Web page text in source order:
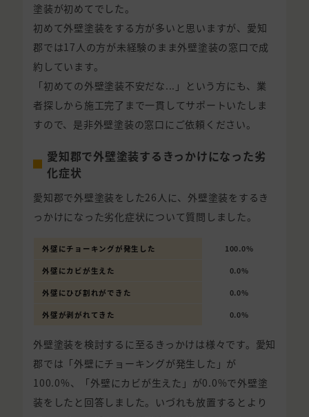
塗装が初めてでした。
初めて外壁塗装をする方が多いと思いますが、愛知
郡では17人の方が未経験のまま外壁塗装の窓口で成
約しています。
「初めての外壁塗装不安だな...」という方にも、業
者探しから施工完了まで一貫してサポートいたしま
すので、是非外壁塗装の窓口にご依頼ください。
愛知郡で外壁塗装するきっかけになった劣
化症状
愛知郡で外壁塗装をした26人に、外壁塗装をするき
っかけになった劣化症状について質問しました。
外壁にチョーキングが発生した 100.0%
外壁にカビが生えた 0.0%
外壁にひび割れができた 0.0%
外壁が剥がれてきた 0.0%
外壁塗装を検討するに至るきっかけは様々です。愛知
郡では「外壁にチョーキングが発生した」が
100.0%、「外壁にカビが生えた」が0.0%で外壁塗
装をしたと回答しました。いづれも放置するとより